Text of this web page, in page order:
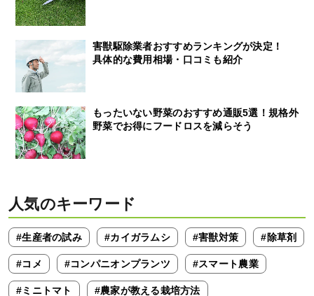
害獣駆除業者おすすめランキングが決定！
具体的な費用相場・口コミも紹介
もったいない野菜のおすすめ通販5選！規格外
野菜でお得にフードロスを減らそう
人気のキーワード
#生産者の試み #カイガラムシ #害獣対策 #除草剤
#コメ #コンパニオンプランツ #スマート農業
#ミニトマト #農家が教える栽培方法